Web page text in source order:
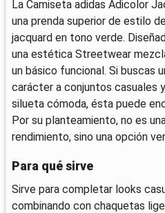
La Camiseta adidas Adicolor
una prenda superior de estilo
jacquard en tono verde.
una estética Streetwear
un básico funcional. Si buscas
carácter a conjuntos casuales
silueta cómoda, ésta puede
Por su planteamiento, no es
rendimiento, sino una opción
Para qué sirve
Sirve para completar looks
combinando con chaquetas